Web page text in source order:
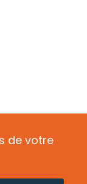
de votre